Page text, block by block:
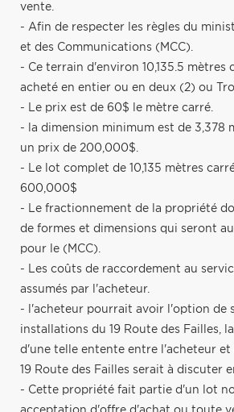
vente.
- Afin de respecter les règles du
et des Communications (MCC).
- Ce terrain d'environ 10,135.5 mètres
acheté en entier ou en deux (2) ou
- Le prix est de 60$ le mètre carré.
- la dimension minimum est de 3,378
un prix de 200,000$.
- Le lot complet de 10,135 mètres
600,000$
- Le fractionnement de la propriété
de formes et dimensions qui seront
pour le (MCC).
- Les coûts de raccordement au
assumés par l'acheteur.
- l'acheteur pourrait avoir l'option de
installations du 19 Route des Failles,
d'une telle entente entre l'acheteur
19 Route des Failles serait à discuter
- Cette propriété fait partie d'un lot